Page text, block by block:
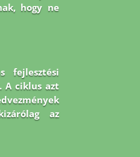
hogy ne
fejlesztési
A ciklus azt
az